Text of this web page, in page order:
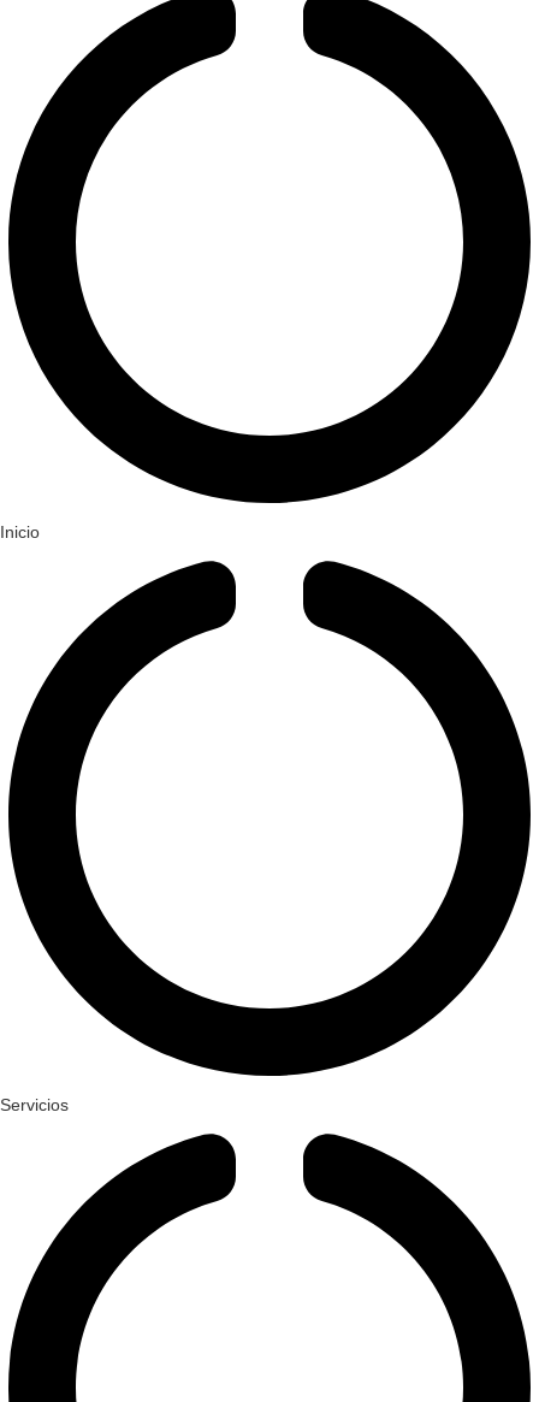
Inicio
Servicios